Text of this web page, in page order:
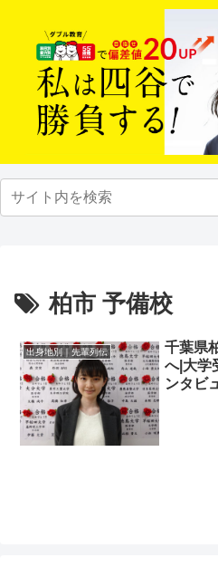
柏市 予備校
出身地別｜先輩列伝
千葉県
へ|大学
ンタビ